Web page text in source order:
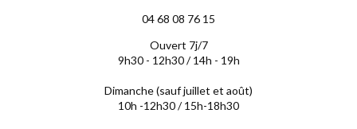
04 68 08 76 15
Ouvert 7j/7
9h30 - 12h30 / 14h - 19h
Dimanche (sauf juillet et août)
10h -12h30 / 15h-18h30